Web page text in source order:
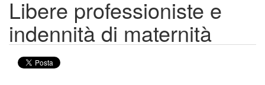
Libere professioniste e
indennità di maternità